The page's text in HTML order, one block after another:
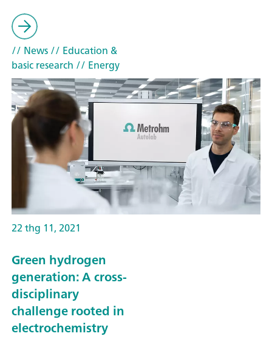
// News// Education &
basic research // Energy
22 thg 11, 2021
Green hydrogen
generation: A cross-
disciplinary
challenge rooted in
electrochemistry